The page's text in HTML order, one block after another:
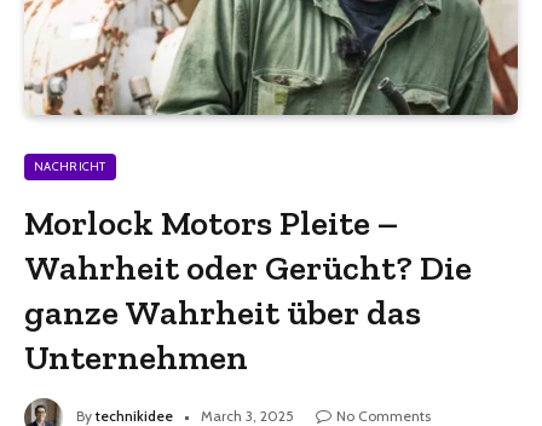
NACHRICHT
Morlock Motors Pleite –
Wahrheit oder Gerücht? Die
ganze Wahrheit über das
Unternehmen
By technikidee March 3, 2025
No Comments